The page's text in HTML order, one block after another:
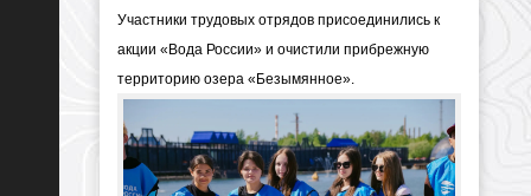
Участники трудовых отрядов присоединились к
акции «Вода России» и очистили прибрежную
территорию озера «Безымянное».